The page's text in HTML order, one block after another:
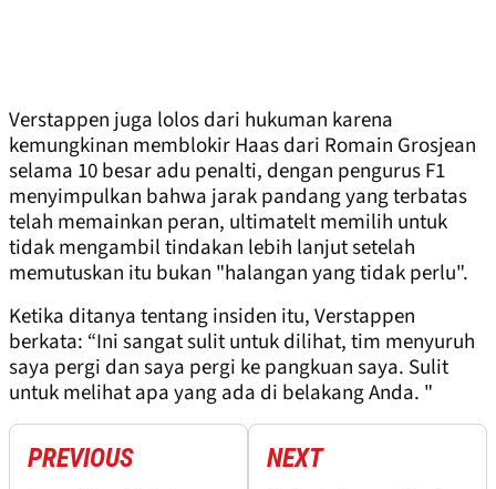
Verstappen juga lolos dari hukuman karena
kemungkinan memblokir Haas dari Romain Grosjean
selama 10 besar adu penalti, dengan pengurus F1
menyimpulkan bahwa jarak pandang yang terbatas
telah memainkan peran, ultimatelt memilih untuk
tidak mengambil tindakan lebih lanjut setelah
memutuskan itu bukan "halangan yang tidak perlu".
Ketika ditanya tentang insiden itu, Verstappen
berkata: “Ini sangat sulit untuk dilihat, tim menyuruh
saya pergi dan saya pergi ke pangkuan saya. Sulit
untuk melihat apa yang ada di belakang Anda. "
PREVIOUS NEXT